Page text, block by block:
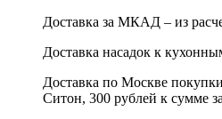
Доставка за МКАД – из
Доставка насадок к
Доставка по Москве
Ситон, 300 рублей к сумме